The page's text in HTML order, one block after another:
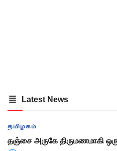
Latest News
தமிழகம்
தஞ்சை அருகே திருமணமாகி